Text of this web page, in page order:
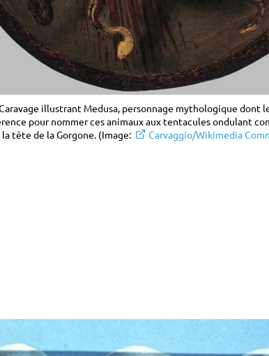
illustrant Medusa, personnage mythologique dont
pour nommer ces animaux aux tentacules ondulant
tête de la Gorgone. (Image:
Carvaggio/Wikimedia